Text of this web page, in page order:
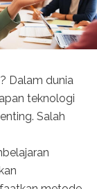
Dalam dunia
teknologi
Salah